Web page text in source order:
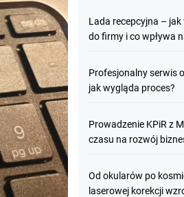
Lada recepcyjna –
do firmy i co wpływa
Profesjonalny serwis
jak wygląda proces?
Prowadzenie KPiR z
czasu na rozwój
Od okularów po
laserowej korekcji